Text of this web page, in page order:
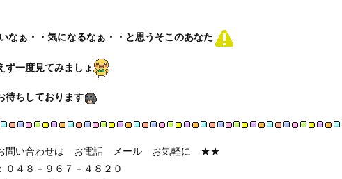
なぁ・・気になるなぁ・・と思うそこのあなた
ず一度見てみましょ
待ちしております
い合わせは お電話 メール お気軽に ★★
０４８－９６７－４８２０